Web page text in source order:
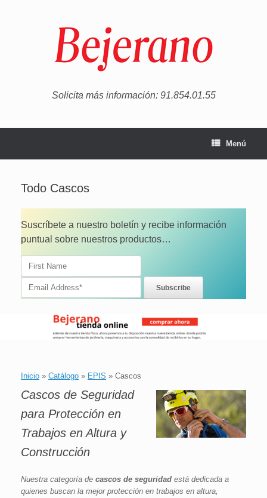
Solicita más información: 91.854.01.55
Menú
Todo Cascos
Suscríbete a nuestro boletín y recibe información
puntual sobre nuestros productos…
Inicio » Catálogo » EPIS » Cascos
Cascos de Seguridad
para Protección en
Trabajos en Altura y
Construcción
Nuestra categoría de cascos de seguridad está dedicada a
quienes buscan la mejor protección en trabajos en altura,